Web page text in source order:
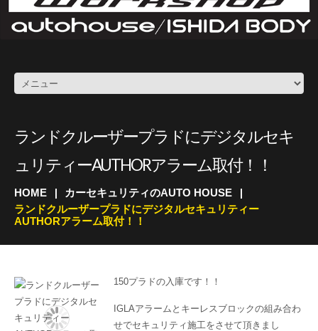
ランドクルーザープラドにデジタルセキ
ュリティーAUTHORアラーム取付！！
HOME
カーセキュリティのAUTO HOUSE
ランドクルーザープラドにデジタルセキュリティー
AUTHORアラーム取付！！
150プラドの入庫です！！
IGLAアラームとキーレスブロックの組み合わ
せでセキュリティ施工をさせて頂きまし